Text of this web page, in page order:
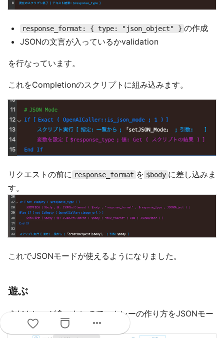
response_format: { type: "json_object" } の作成
JSONの文言が入っているかvalidation
を行なっています。
これをCompletionのスクリプトに組み込みます。
リクエストの前に response_format を $body に差し込みま
す。
これでJSONモードが使えるようになりました。
遊ぶ
まだカレーが食べたいので、カレーの作り方をJSONモー
ドをOnにして聞いてみました。
more_horiz